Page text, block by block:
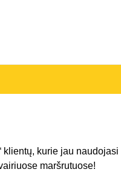
kurie jau
maršrutuose!